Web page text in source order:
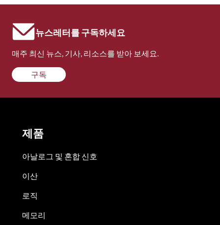
뉴스레터를 구독하세요
매주 최신 뉴스, 기사, 리소스를 받아 보세요.
구독
제품
아날로그 및 혼합 신호
이산
로직
메모리